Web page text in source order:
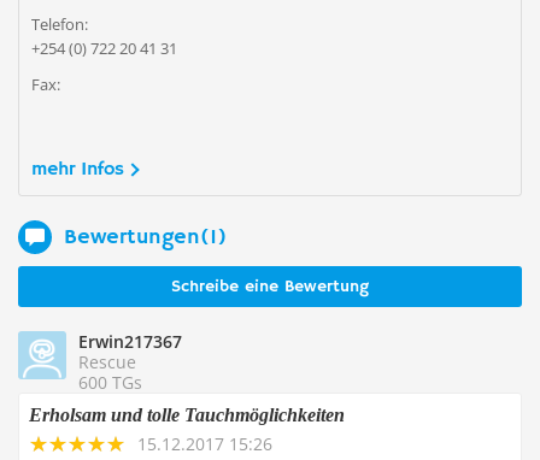
Telefon:
+254 (0) 722 20 41 31
Fax:
mehr Infos
Bewertungen(1)
Schreibe eine Bewertung
Erwin217367
Rescue
600 TGs
Erholsam und tolle Tauchmöglichkeiten
15.12.2017 15:26